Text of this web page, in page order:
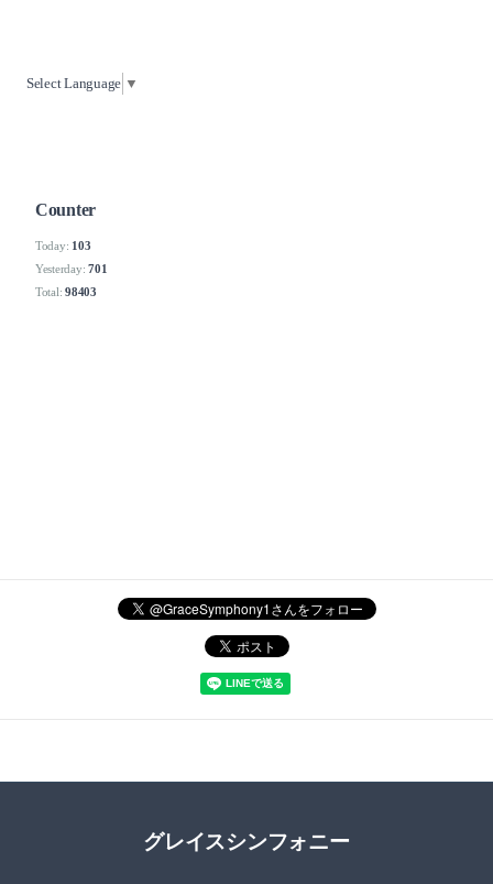
Select Language ▼
Counter
Today: 103
Yesterday:701
Total:98403
グレイスシンフォニー